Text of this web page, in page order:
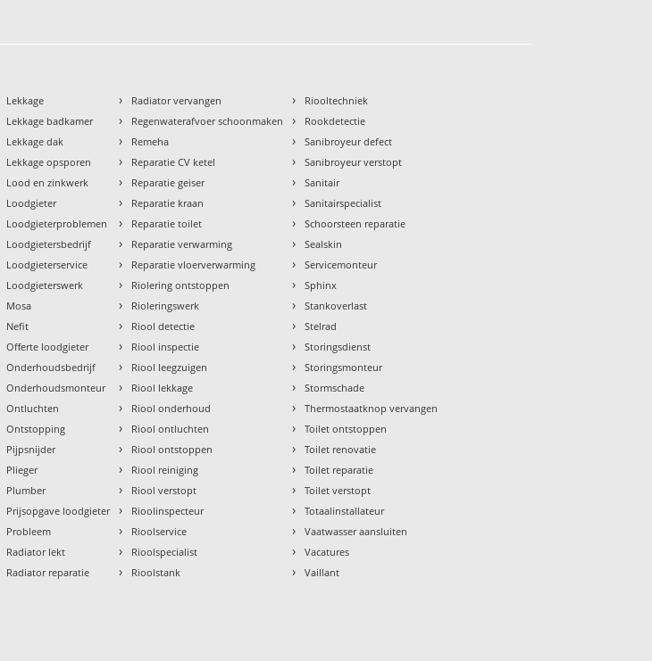
Lekkage
Lekkage badkamer
Lekkage dak
Lekkage opsporen
Lood en zinkwerk
Loodgieter
Loodgieterproblemen
Loodgietersbedrijf
Loodgieterservice
Loodgieterswerk
Mosa
Nefit
Offerte loodgieter
Onderhoudsbedrijf
Onderhoudsmonteur
Ontluchten
Ontstopping
Pijpsnijder
Plieger
Plumber
Prijsopgave loodgieter
Probleem
Radiator lekt
Radiator reparatie
› Radiator vervangen
› Regenwaterafvoer schoonmaken
› Remeha
› Reparatie CV ketel
› Reparatie geiser
› Reparatie kraan
› Reparatie toilet
› Reparatie verwarming
› Reparatie vloerverwarming
› Riolering ontstoppen
› Rioleringswerk
› Riool detectie
› Riool inspectie
› Riool leegzuigen
› Riool lekkage
› Riool onderhoud
› Riool ontluchten
› Riool ontstoppen
› Riool reiniging
› Riool verstopt
› Rioolinspecteur
› Rioolservice
› Rioolspecialist
› Rioolstank
› Riooltechniek
› Rookdetectie
› Sanibroyeur defect
› Sanibroyeur verstopt
› Sanitair
› Sanitairspecialist
› Schoorsteen reparatie
› Sealskin
› Servicemonteur
› Sphinx
› Stankoverlast
› Stelrad
› Storingsdienst
› Storingsmonteur
› Stormschade
› Thermostaatknop vervangen
› Toilet ontstoppen
› Toilet renovatie
› Toilet reparatie
› Toilet verstopt
› Totaalinstallateur
› Vaatwasser aansluiten
› Vacatures
› Vaillant